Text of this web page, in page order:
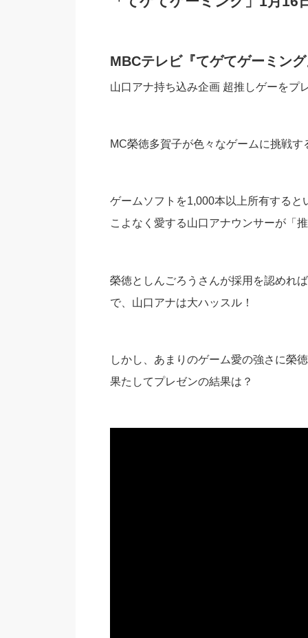
MBCテレビ『てゲてゲーミン
山口アナ持ち込み企画 超推しゲーをプ
MC榮徳多賀子が色々なゲームに挑戦す
ゲームソフトを1,000本以上所有する
こよなく愛する山口アナウンサーが「
榮徳としんごろうさんが採用を認めれ
で、山口アナは大ハッスル！
しかし、あまりのゲーム愛の強さに榮
果たしてプレゼンの結果は？